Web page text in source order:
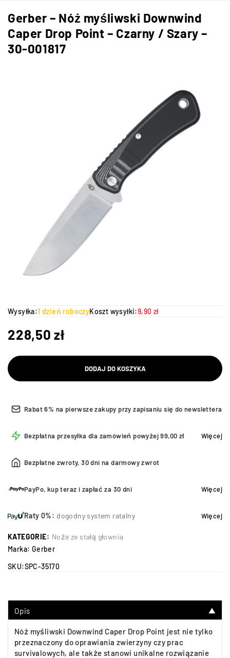
Gerber – Nóż myśliwski Downwind
Caper Drop Point – Czarny / Szary –
30-001817
Wysyłka:1 dzień roboczyKoszt wysyłki:9,90 zł
228,50zł
DODAJ DO KOSZYKA
Rabat 6% na pierwsze zakupy przy zapisaniu się do newslettera
Bezpłatna przesyłka dla zamówień powyżej 99,00 zł Więcej
Bezpłatne zwroty, 30 dni na darmowy zwrot
PayPo, kup teraz i zapłać za 30 dni Więcej
Raty 0%: dogodny system ratalny Więcej
KATEGORIE: Noże ze stałą głownia
Marka: Gerber
SKU:SPC-35170
Opis ▼
Nóż myśliwski Downwind Caper Drop Point jest nie tylko
przeznaczony do oprawiania zwierzyny czy prac
survivalowych, ale także stanowi unikalne rozwiązanie